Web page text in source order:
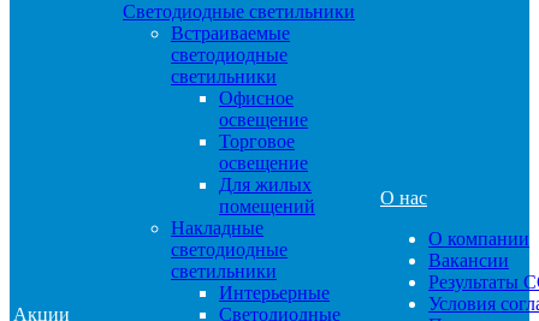
Акции
Светодиодные светильники
Встраиваемые
светодиодные
светильники
Офисное
освещение
Торговое
освещение
Для жилых
помещений
Накладные
светодиодные
светильники
Интерьерные
Светодиодные
О нас
О компании
Вакансии
Результаты
Условия